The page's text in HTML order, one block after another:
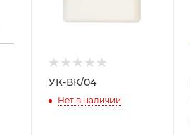
УК-ВК/04
Нет в наличии